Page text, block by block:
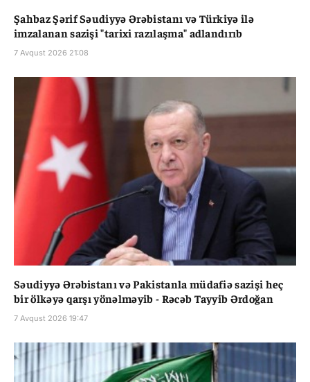
Şahbaz Şərif Səudiyyə Ərəbistanı və Türkiyə ilə
imzalanan sazişi "tarixi razılaşma" adlandırıb
7 Avqust 2026 21:08
Səudiyyə Ərəbistanı və Pakistanla müdafiə sazişi heç
bir ölkəyə qarşı yönəlməyib - Rəcəb Tayyib Ərdoğan
7 Avqust 2026 19:47